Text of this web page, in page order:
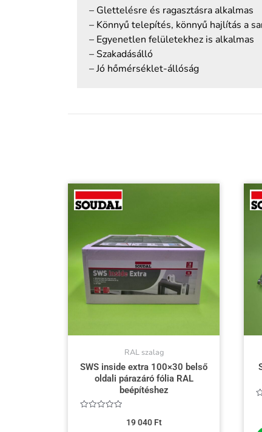
– Glettelésre és ragasztásra alkalmas
– Könnyű telepítés, könnyű hajlítás a
– Egyenetlen felületekhez is alkalmas
– Szakadásálló
– Jó hőmérséklet-állóság
RAL szalag
SWS inside extra 100×30 belső
oldali párazáró fólia RAL
beépítéshez
19 040 Ft